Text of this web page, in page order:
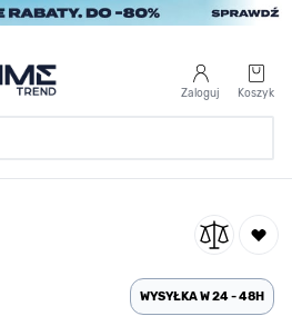
Zaloguj Koszyk
WYSYŁKA W 24 - 48H